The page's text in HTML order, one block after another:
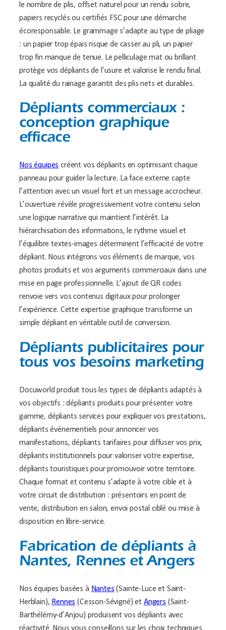
le nombre de plis, offset naturel pour un rendu sobre,
papiers recyclés ou certifiés FSC pour une démarche
écoresponsable. Le grammage s’adapte au type de pliage
: un papier trop épais risque de casser au pli, un papier
trop fin manque de tenue. Le pelliculage mat ou brillant
protège vos dépliants de l’usure et valorise le rendu final.
La qualité du rainage garantit des plis nets et durables.
Dépliants commerciaux :
conception graphique
efficace
Nos équipes créent vos dépliants en optimisant chaque
panneau pour guider la lecture. La face externe capte
l’attention avec un visuel fort et un message accrocheur.
L’ouverture révèle progressivement votre contenu selon
une logique narrative qui maintient l’intérêt. La
hiérarchisation des informations, le rythme visuel et
l’équilibre textes-images déterminent l’efficacité de votre
dépliant. Nous intégrons vos éléments de marque, vos
photos produits et vos arguments commerciaux dans une
mise en page professionnelle. L’ajout de QR codes
renvoie vers vos contenus digitaux pour prolonger
l’expérience. Cette expertise graphique transforme un
simple dépliant en véritable outil de conversion.
Dépliants publicitaires pour
tous vos besoins marketing
Docuworld produit tous les types de dépliants adaptés à
vos objectifs : dépliants produits pour présenter votre
gamme, dépliants services pour expliquer vos prestations,
dépliants événementiels pour annoncer vos
manifestations, dépliants tarifaires pour diffuser vos prix,
dépliants institutionnels pour valoriser votre expertise,
dépliants touristiques pour promouvoir votre territoire.
Chaque format et contenu s’adapte à votre cible et à
votre circuit de distribution : présentoirs en point de
vente, distribution en salon, envoi postal ciblé ou mise à
disposition en libre-service.
Fabrication de dépliants à
Nantes, Rennes et Angers
Nos équipes basées à Nantes (Sainte-Luce et Saint-
Herblain), Rennes (Cesson-Sévigné) et Angers (Saint-
Barthélémy-d’Anjou) produisent vos dépliants avec